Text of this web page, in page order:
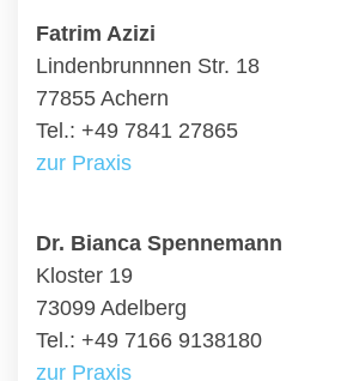
Fatrim Azizi
Lindenbrunnnen Str. 18
77855 Achern
Tel.: +49 7841 27865
zur Praxis
Dr. Bianca Spennemann
Kloster 19
73099 Adelberg
Tel.: +49 7166 9138180
zur Praxis